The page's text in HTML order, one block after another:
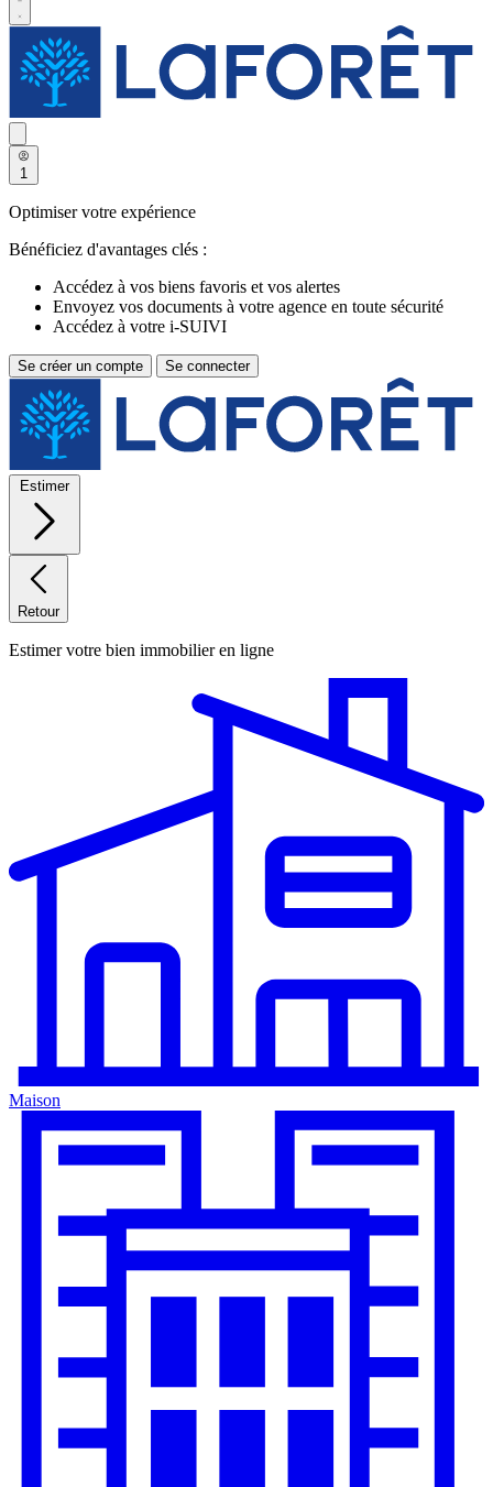
1
Optimiser votre expérience
Bénéficiez d'avantages clés :
Accédez à vos biens favoris et vos alertes
Envoyez vos documents à votre agence en toute sécurité
Accédez à votre i-SUIVI
Se créer un compte Se connecter
Estimer
Retour
Estimer votre bien immobilier en ligne
Maison